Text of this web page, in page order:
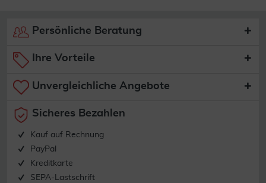
Persönliche Beratung
Ihre Vorteile
Unvergleichliche Angebote
Sicheres Bezahlen
Kauf auf Rechnung
PayPal
Kreditkarte
SEPA-Lastschrift